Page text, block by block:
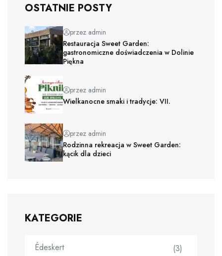
OSTATNIE POSTY
przez admin
Restauracja Sweet Garden:
gastronomiczne doświadczenia w Dolinie
Piękna
przez admin
Wielkanocne smaki i tradycje: VII.
przez admin
Rodzinna rekreacja w Sweet Garden:
kącik dla dzieci
KATEGORIE
Édeskert (3)